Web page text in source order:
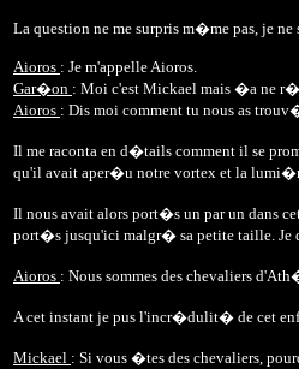
La question ne me surpris m�me pas, je
Aioros : Je m'appelle Aioros.
Gar�on : Moi c'est Mickael mais �a ne
Aioros : Dis moi comment tu nous as
Il me raconta en d�tails comment il se
qu'il avait aper�u notre vortex et la
Il nous avait alors port�s un par un dans
port�s jusqu'ici malgr� sa petite taille.
Aioros : Nous sommes des chevaliers
A cet instant je pus l'incr�dulit� de cet
Mickael : Si vous �tes des chevaliers,